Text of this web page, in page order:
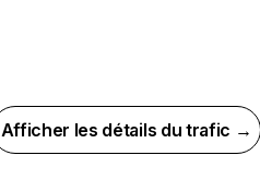
Afficher les détails du trafic →